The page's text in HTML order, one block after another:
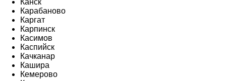
Канск
Карабаново
Каргат
Карпинск
Касимов
Каспийск
Качканар
Кашира
Кемерово